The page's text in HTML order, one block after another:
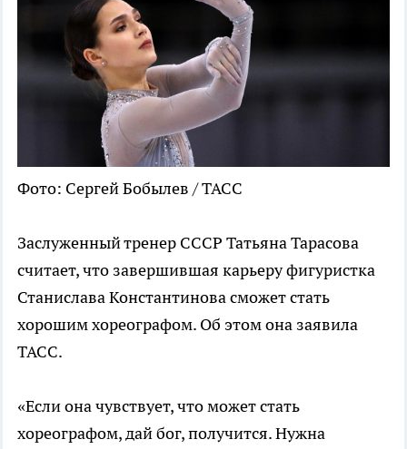
Фото: Сергей Бобылев / ТАСС
Заслуженный тренер СССР Татьяна Тарасова
считает, что завершившая карьеру фигуристка
Станислава Константинова сможет стать
хорошим хореографом. Об этом она заявила
ТАСС.
«Если она чувствует, что может стать
хореографом, дай бог, получится. Нужна